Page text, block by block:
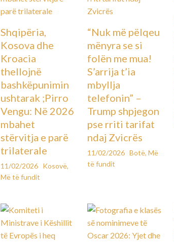
Shqipëria,
Kosova dhe
Kroacia
thellojnë
bashkëpunimin
ushtarak ;Pirro
Vengu: Në 2026
mbahet
stërvitja e parë
trilaterale
11/02/2026 Kosovë,
Më të fundit
“Nuk më pëlqeu
mënyra se si
folën me mua!
S’arrija t’ia
mbyllja
telefonin” –
Trump shpjegon
pse rriti tarifat
ndaj Zvicrës
11/02/2026 Botë,Më
të fundit